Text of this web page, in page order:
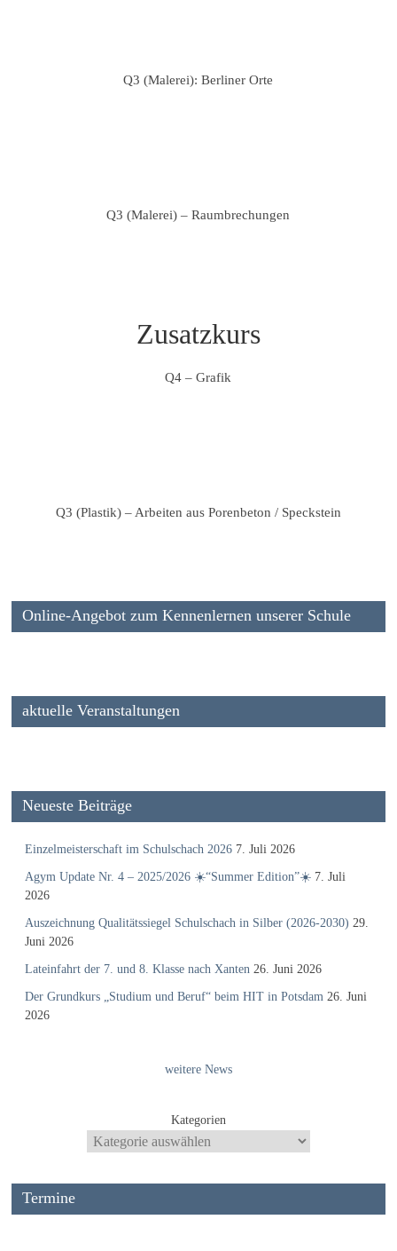
Q3 (Malerei): Berliner Orte
Q3 (Malerei) – Raumbrechungen
Zusatzkurs
Q4 – Grafik
Q3 (Plastik) – Arbeiten aus Porenbeton / Speckstein
Online-Angebot zum Kennenlernen unserer Schule
aktuelle Veranstaltungen
Neueste Beiträge
Einzelmeisterschaft im Schulschach 2026 7. Juli 2026
Agym Update Nr. 4 – 2025/2026 ☀️“Summer Edition”☀️ 7. Juli
2026
Auszeichnung Qualitätssiegel Schulschach in Silber (2026-2030) 29.
Juni 2026
Lateinfahrt der 7. und 8. Klasse nach Xanten 26. Juni 2026
Der Grundkurs „Studium und Beruf“ beim HIT in Potsdam 26. Juni
2026
weitere News
Kategorien
Termine